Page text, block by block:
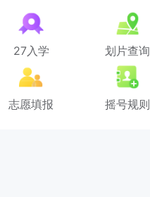
27入学 划片查询
志愿填报 摇号规则